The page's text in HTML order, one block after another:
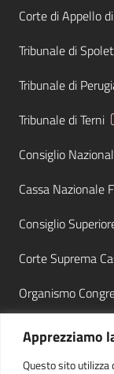
Apprezziamo
Questo sito utilizza
Corte di Appello
Tribunale di
Tribunale di
Tribunale di Terni
Consiglio
Cassa Nazionale
Consiglio
Corte Suprema
Organismo
Giustizia Tributaria
Agenzia Entrate